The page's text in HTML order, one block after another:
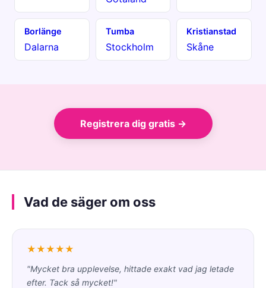
Borlänge
Dalarna
Tumba
Stockholm
Kristianstad
Skåne
Registrera dig gratis →
Vad de säger om oss
★★★★★
"Mycket bra upplevelse, hittade exakt vad jag letade
efter. Tack så mycket!"